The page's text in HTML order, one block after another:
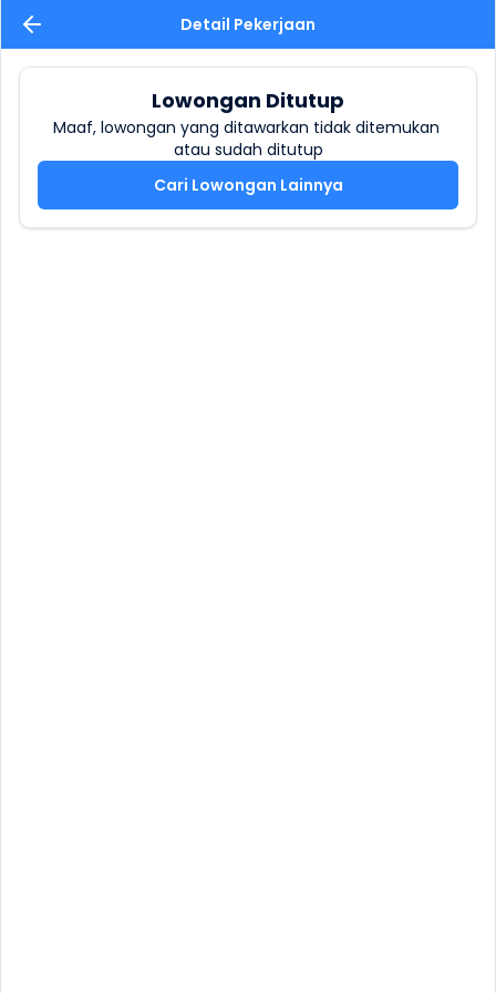
Detail Pekerjaan
Lowongan Ditutup
Maaf, lowongan yang ditawarkan tidak ditemukan
atau sudah ditutup
Cari Lowongan Lainnya